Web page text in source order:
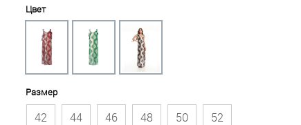
Цвет
Размер
42 44 46 48 50 52